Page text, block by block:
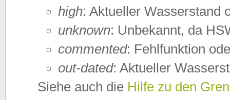
high: Aktueller Wasserstand
unknown: Unbekannt, da
commented: Fehlfunktion
out-dated: Aktueller
Siehe auch die Hilfe zu den